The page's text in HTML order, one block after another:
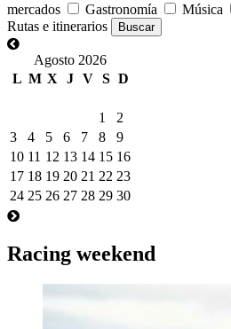
mercados
Gastronomía Música
Rutas e itinerarios
Agosto 2026
L M X J V S D
1
2
3
4 5 6 7 8
9
10 11 12 13 14 15 16
17 18 19 20 21 22 23
24 25 26 27 28 29 30
Racing weekend